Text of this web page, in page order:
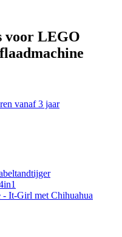
voor LEGO
vanaf 3 jaar
It-Girl met Chihuahua